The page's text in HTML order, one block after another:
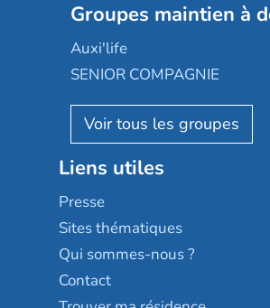
Les jardins d'Arcadie
Occitalia
Appartseniors
Reseda
Stella management
Les villages d'or
Sérénys
Résidences services Villa
Groupe SOS
Le Noble Âge
Almage
Résidalya
Groupe aplus
Groupes maintien à
Auxi'life
SENIOR COMPAGNIE
AGE D'OR Services
Liens utiles
Presse
Sites thématiques
Qui sommes-nous ?
Contact